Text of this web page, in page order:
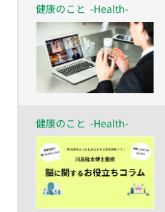
健康のこと -Health-
健康のこと -Health-